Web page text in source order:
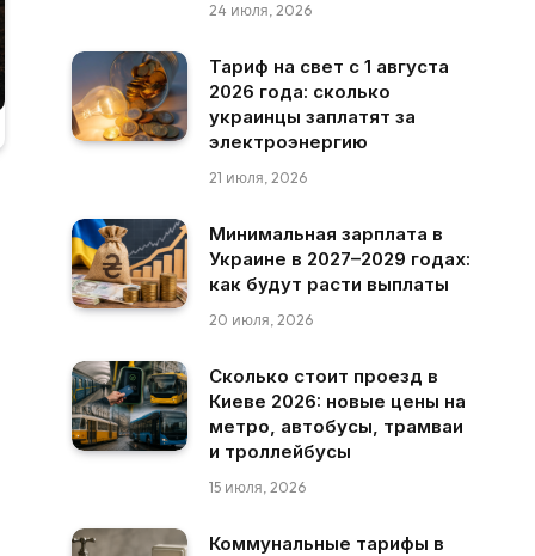
24 июля, 2026
Тариф на свет с 1 августа
2026 года: сколько
украинцы заплатят за
электроэнергию
21 июля, 2026
Минимальная зарплата в
Украине в 2027–2029 годах:
как будут расти выплаты
20 июля, 2026
Сколько стоит проезд в
Киеве 2026: новые цены на
метро, автобусы, трамваи
и троллейбусы
15 июля, 2026
Коммунальные тарифы в